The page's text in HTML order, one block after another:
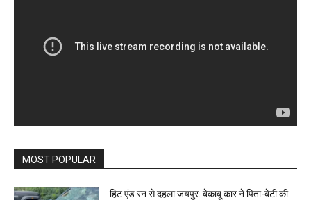
MOST POPULAR
हिट एंड रन से दहला जयपुर: बेकाबू कार ने पिता-बेटी की